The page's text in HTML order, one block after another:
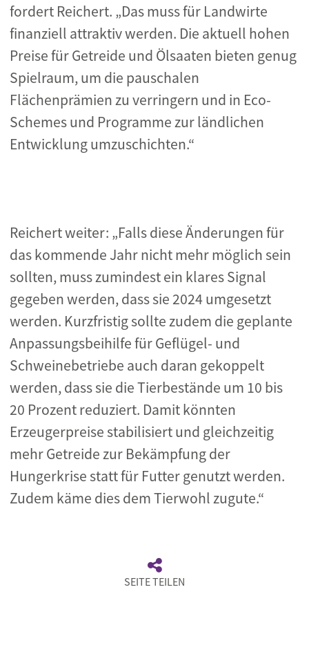
fordert Reichert. „Das muss für Landwirte
finanziell attraktiv werden. Die aktuell hohen
Preise für Getreide und Ölsaaten bieten genug
Spielraum, um die pauschalen
Flächenprämien zu verringern und in Eco-
Schemes und Programme zur ländlichen
Entwicklung umzuschichten.“
Reichert weiter: „Falls diese Änderungen für
das kommende Jahr nicht mehr möglich sein
sollten, muss zumindest ein klares Signal
gegeben werden, dass sie 2024 umgesetzt
werden. Kurzfristig sollte zudem die geplante
Anpassungsbeihilfe für Geflügel- und
Schweinebetriebe auch daran gekoppelt
werden, dass sie die Tierbestände um 10 bis
20 Prozent reduziert. Damit könnten
Erzeugerpreise stabilisiert und gleichzeitig
mehr Getreide zur Bekämpfung der
Hungerkrise statt für Futter genutzt werden.
Zudem käme dies dem Tierwohl zugute.“
SEITE TEILEN